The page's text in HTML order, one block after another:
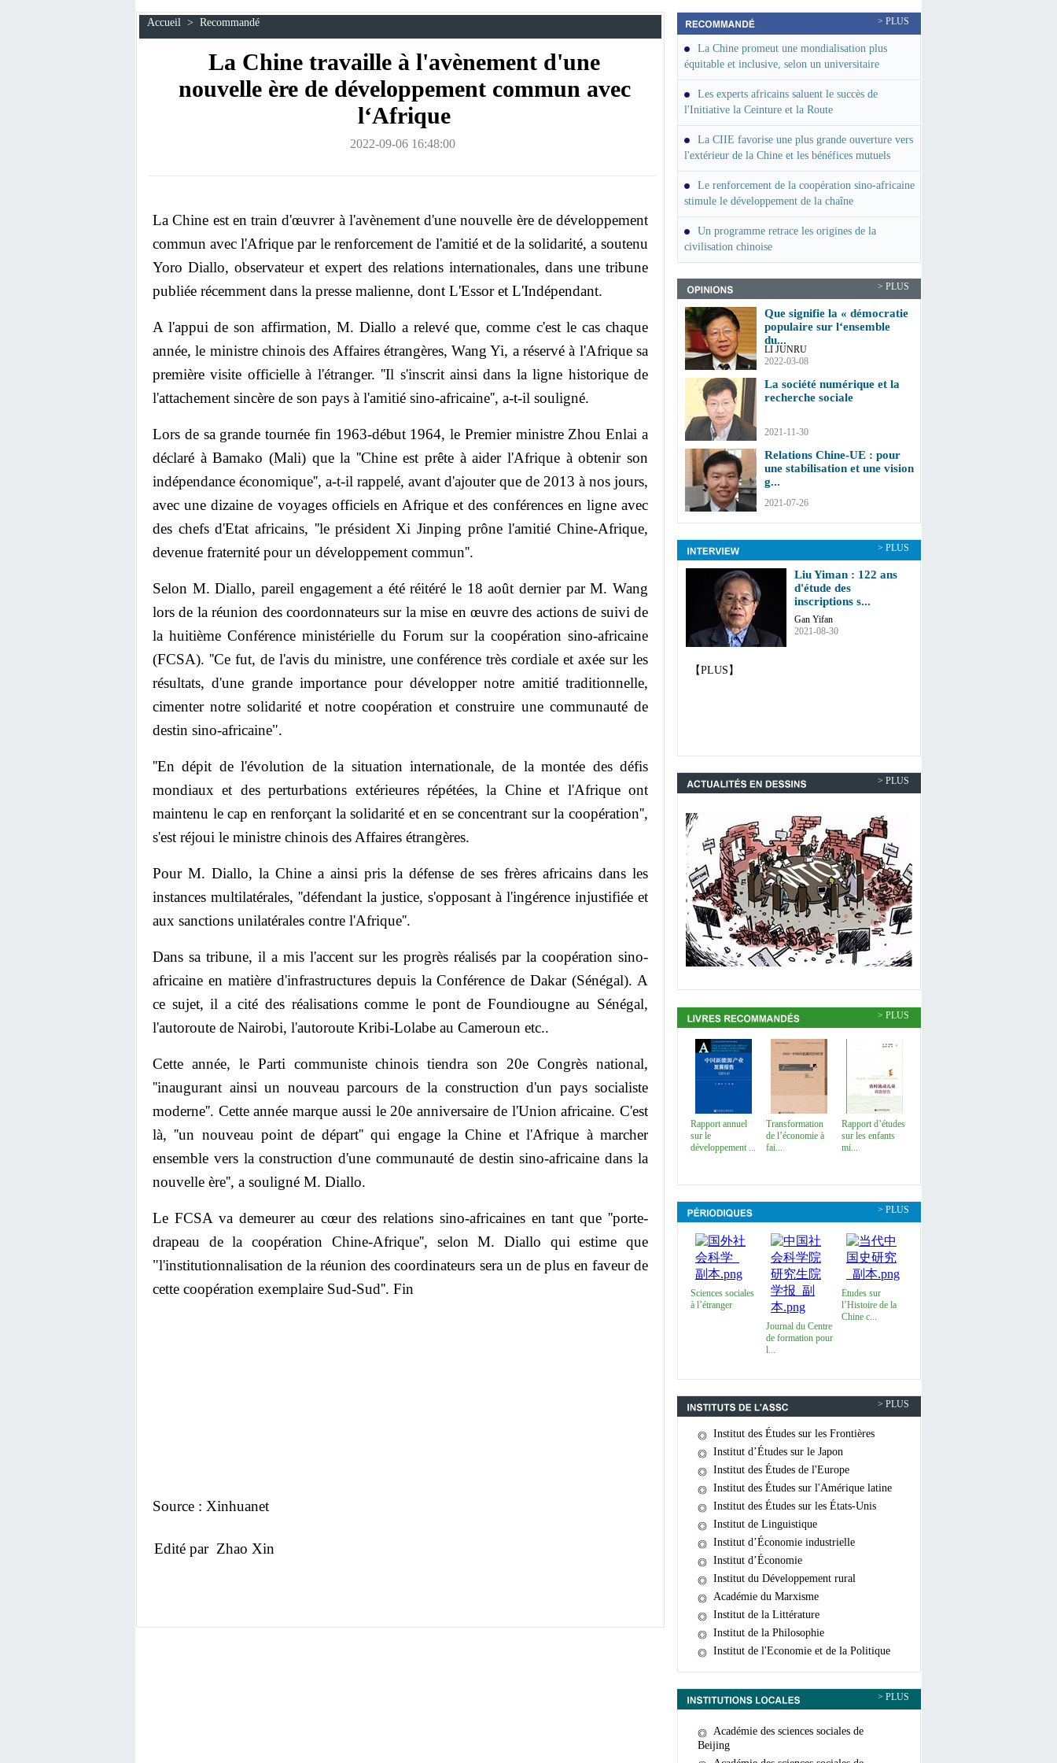
Accueil > Recommandé
La Chine travaille à l'avènement d'une
nouvelle ère de développement commun avec
l‘Afrique
2022-09-06 16:48:00
La Chine est en train d'œuvrer à l'avènement d'une nouvelle ère de développement
commun avec l'Afrique par le renforcement de l'amitié et de la solidarité, a soutenu
Yoro Diallo, observateur et expert des relations internationales, dans une tribune
publiée récemment dans la presse malienne, dont L'Essor et L'Indépendant.
A l'appui de son affirmation, M. Diallo a relevé que, comme c'est le cas chaque
année, le ministre chinois des Affaires étrangères, Wang Yi, a réservé à l'Afrique sa
première visite officielle à l'étranger. ''Il s'inscrit ainsi dans la ligne historique de
l'attachement sincère de son pays à l'amitié sino-africaine'', a-t-il souligné.
Lors de sa grande tournée fin 1963-début 1964, le Premier ministre Zhou Enlai a
déclaré à Bamako (Mali) que la ''Chine est prête à aider l'Afrique à obtenir son
indépendance économique'', a-t-il rappelé, avant d'ajouter que de 2013 à nos jours,
avec une dizaine de voyages officiels en Afrique et des conférences en ligne avec
des chefs d'Etat africains, ''le président Xi Jinping prône l'amitié Chine-Afrique,
devenue fraternité pour un développement commun''.
Selon M. Diallo, pareil engagement a été réitéré le 18 août dernier par M. Wang
lors de la réunion des coordonnateurs sur la mise en œuvre des actions de suivi de
la huitième Conférence ministérielle du Forum sur la coopération sino-africaine
(FCSA). ''Ce fut, de l'avis du ministre, une conférence très cordiale et axée sur les
résultats, d'une grande importance pour développer notre amitié traditionnelle,
cimenter notre solidarité et notre coopération et construire une communauté de
destin sino-africaine".
''En dépit de l'évolution de la situation internationale, de la montée des défis
mondiaux et des perturbations extérieures répétées, la Chine et l'Afrique ont
maintenu le cap en renforçant la solidarité et en se concentrant sur la coopération'',
s'est réjoui le ministre chinois des Affaires étrangères.
Pour M. Diallo, la Chine a ainsi pris la défense de ses frères africains dans les
instances multilatérales, ''défendant la justice, s'opposant à l'ingérence injustifiée et
aux sanctions unilatérales contre l'Afrique''.
Dans sa tribune, il a mis l'accent sur les progrès réalisés par la coopération sino-
africaine en matière d'infrastructures depuis la Conférence de Dakar (Sénégal). A
ce sujet, il a cité des réalisations comme le pont de Foundiougne au Sénégal,
l'autoroute de Nairobi, l'autoroute Kribi-Lolabe au Cameroun etc..
Cette année, le Parti communiste chinois tiendra son 20e Congrès national,
''inaugurant ainsi un nouveau parcours de la construction d'un pays socialiste
moderne''. Cette année marque aussi le 20e anniversaire de l'Union africaine. C'est
là, ''un nouveau point de départ'' qui engage la Chine et l'Afrique à marcher
ensemble vers la construction d'une communauté de destin sino-africaine dans la
nouvelle ère'', a souligné M. Diallo.
Le FCSA va demeurer au cœur des relations sino-africaines en tant que ''porte-
drapeau de la coopération Chine-Afrique'', selon M. Diallo qui estime que
"l'institutionnalisation de la réunion des coordinateurs sera un de plus en faveur de
cette coopération exemplaire Sud-Sud''. Fin
Source : Xinhuanet
Edité par Zhao Xin
> PLUS
La Chine promeut une mondialisation plus
équitable et inclusive, selon un universitaire
Les experts africains saluent le succès de
l'Initiative la Ceinture et la Route
La CIIE favorise une plus grande ouverture vers
l'extérieur de la Chine et les bénéfices mutuels
Le renforcement de la coopération sino-africaine
stimule le développement de la chaîne
Un programme retrace les origines de la
civilisation chinoise
> PLUS
Que signifie la « démocratie
populaire sur l‘ensemble
du...
LI JUNRU
2022-03-08
La société numérique et la
recherche sociale
2021-11-30
Relations Chine-UE : pour
une stabilisation et une vision
g...
2021-07-26
> PLUS
Liu Yiman : 122 ans
d'étude des
inscriptions s...
Gan Yifan
2021-08-30
【PLUS】
> PLUS
> PLUS
Rapport annuel
sur le
développement ...
Transformation
de l’économie à
fai...
Rapport d’études
sur les enfants
mi...
> PLUS
Sciences sociales
à l’étranger
Journal du Centre
de formation pour
l...
Études sur
l’Histoire de la
Chine c...
> PLUS
Institut des Études sur les Frontières
chinoises
Institut d’Études sur le Japon
Institut des Études de l'Europe
Institut des Études sur l'Amérique latine
Institut des Études sur les États-Unis
Institut de Linguistique
Institut d’Économie industrielle
Institut d’Économie
Institut du Développement rural
Académie du Marxisme
Institut de la Littérature
Institut de la Philosophie
Institut de l'Economie et de la Politique
> PLUS
Académie des sciences sociales de
Beijing